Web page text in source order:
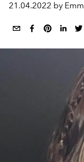
21.04.2022 by